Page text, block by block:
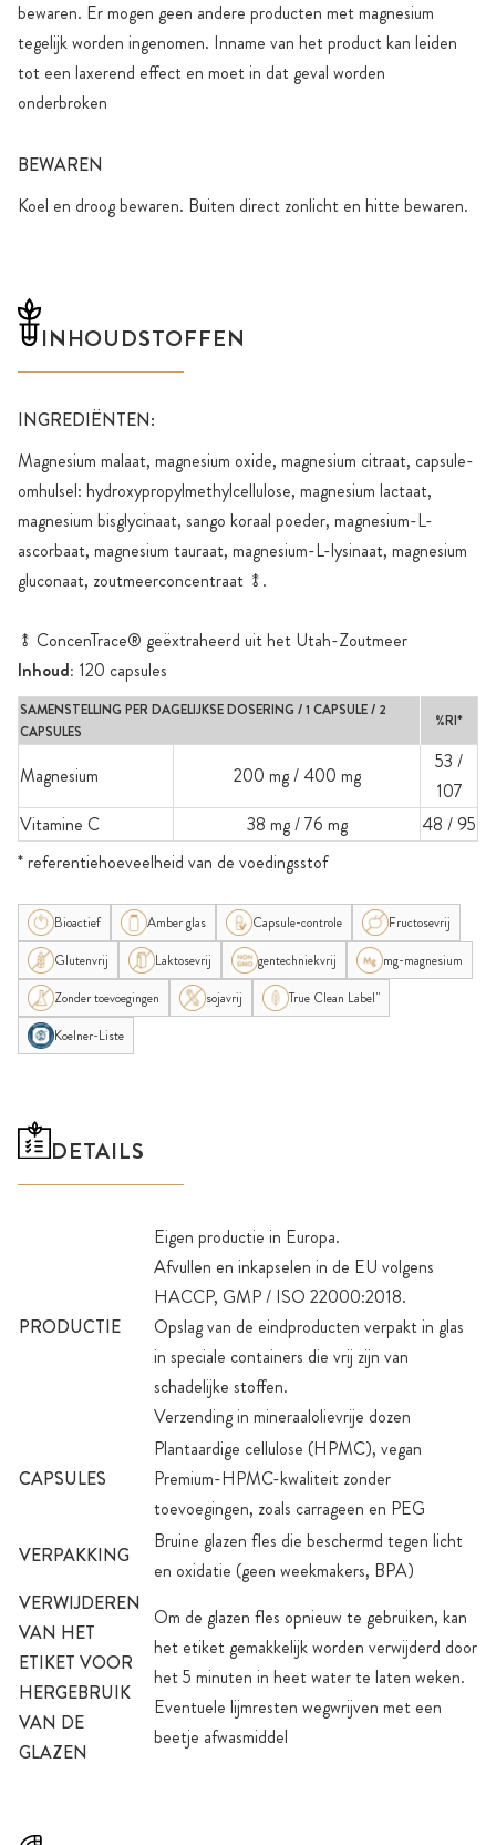
bewaren. Er mogen geen andere producten met magnesium
tegelijk worden ingenomen. Inname van het product kan leiden
tot een laxerend effect en moet in dat geval worden
onderbroken
BEWAREN
Koel en droog bewaren. Buiten direct zonlicht en hitte bewaren.
INHOUDSTOFFEN
INGREDIËNTEN:
Magnesium malaat, magnesium oxide, magnesium citraat, capsule-
omhulsel: hydroxypropylmethylcellulose, magnesium lactaat,
magnesium bisglycinaat, sango koraal poeder, magnesium-L-
ascorbaat, magnesium tauraat, magnesium-L-lysinaat, magnesium
gluconaat, zoutmeerconcentraat ⥉.
⥉ ConcenTrace® geëxtraheerd uit het Utah-Zoutmeer
Inhoud: 120 capsules
SAMENSTELLING PER DAGELIJKSE DOSERING / 1 CAPSULE / 2
CAPSULES
%RI*
Magnesium 200 mg / 400 mg
53 /
107
Vitamine C
38 mg / 76 mg
48 / 95
* referentiehoeveelheid van de voedingsstof
Bioactief Amber glas Capsule-controle
Fructosevrij
Glutenvrij
Laktosevrij gentechniekvrij
mg-magnesium
Zonder toevoegingen
sojavrij
True Clean Label"
Koelner-Liste
DETAILS
PRODUCTIE
Eigen productie in Europa.
Afvullen en inkapselen in de EU volgens
HACCP, GMP / ISO 22000:2018.
Opslag van de eindproducten verpakt in glas
in speciale containers die vrij zijn van
schadelijke stoffen.
Verzending in mineraalolievrije dozen
CAPSULES
Plantaardige cellulose (HPMC), vegan
Premium-HPMC-kwaliteit zonder
toevoegingen, zoals carrageen en PEG
VERPAKKING
Bruine glazen fles die beschermd tegen licht
en oxidatie (geen weekmakers, BPA)
VERWIJDEREN
VAN HET
ETIKET VOOR
HERGEBRUIK
VAN DE
GLAZEN
Om de glazen fles opnieuw te gebruiken, kan
het etiket gemakkelijk worden verwijderd door
het 5 minuten in heet water te laten weken.
Eventuele lijmresten wegwrijven met een
beetje afwasmiddel